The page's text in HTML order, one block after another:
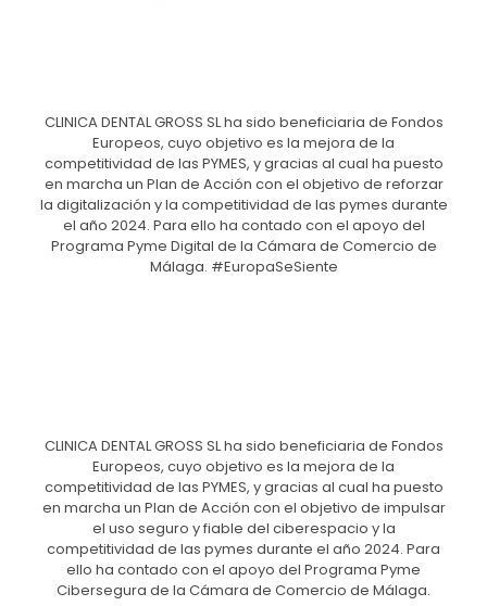
CLINICA DENTAL GROSS SL ha sido beneficiaria de Fondos
Europeos, cuyo objetivo es la mejora de la
competitividad de las PYMES, y gracias al cual ha puesto
en marcha un Plan de Acción con el objetivo de reforzar
la digitalización y la competitividad de las pymes durante
el año 2024. Para ello ha contado con el apoyo del
Programa Pyme Digital de la Cámara de Comercio de
Málaga. #EuropaSeSiente
CLINICA DENTAL GROSS SL ha sido beneficiaria de Fondos
Europeos, cuyo objetivo es la mejora de la
competitividad de las PYMES, y gracias al cual ha puesto
en marcha un Plan de Acción con el objetivo de impulsar
el uso seguro y fiable del ciberespacio y la
competitividad de las pymes durante el año 2024. Para
ello ha contado con el apoyo del Programa Pyme
Cibersegura de la Cámara de Comercio de Málaga.